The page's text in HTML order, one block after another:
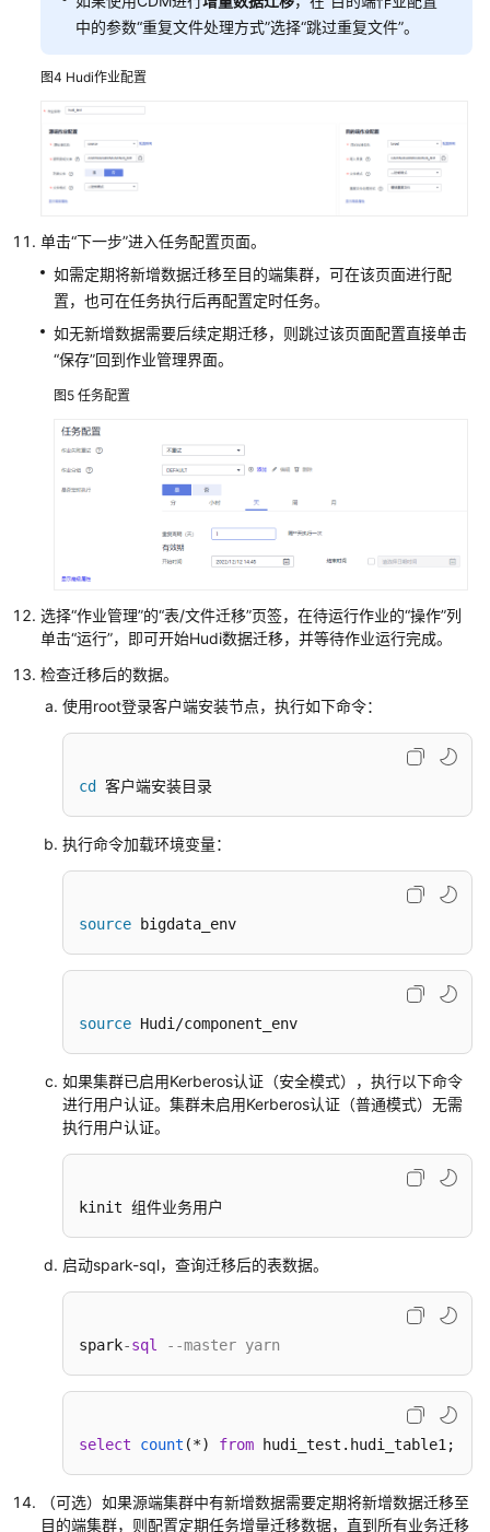
MRS
群
用
distcp
移
数
据
至
MRS
群
使
用
迁
MySQL
数
据
MRS
使
用
CDM
据
集
群
使
用
CDM
务
Doris
至
MRS
集
过
CCR
中的参数“重复文件处理方式”选择“跳过重复文件”。
图4 Hudi作业配置
单击“下一步”进入任务配置页面。
如需定期将新增数据迁移至目的端集群，可在该页面进行配
置，也可在任务执行后再配置定时任务。
如无新增数据需要后续定期迁移，则跳过该页面配置直接单击
“保存”回到作业管理界面。
图5 任务配置
选择“作业管理”的“表/文件迁移”页签，在待运行作业的“操作”列
单击“运行”，即可开始Hudi数据迁移，并等待作业运行完成。
检查迁移后的数据。
使用root登录客户端安装节点，执行如下命令：
cd 客户端安装目录
执行命令加载环境变量：
source bigdata_env
source Hudi/component_env
如果集群已启用Kerberos认证（安全模式），执行以下命令
进行用户认证。集群未启用Kerberos认证（普通模式）无需
执行用户认证。
kinit 组件业务用户
启动spark-sql，查询迁移后的表数据。
spark-sql --master yarn
select count (*) from hudi_test.hudi_table1 ;
（可选）如果源端集群中有新增数据需要定期将新增数据迁移至
目的端集群，则配置定期任务增量迁移数据，直到所有业务迁移